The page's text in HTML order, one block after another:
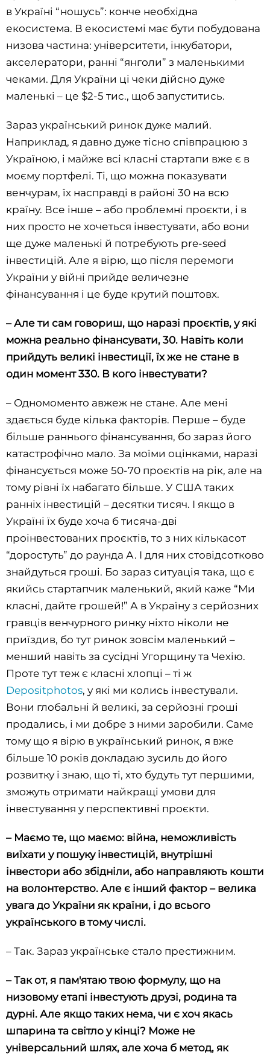
в Україні “ношусь”: конче необхідна
екосистема. В екосистемі має бути побудована
низова частина: університети, інкубатори,
акселератори, ранні “янголи” з маленькими
чеками. Для України ці чеки дійсно дуже
маленькі – це $2-5 тис., щоб запуститись.
Зараз український ринок дуже малий.
Наприклад, я давно дуже тісно співпрацюю з
Україною, і майже всі класні стартапи вже є в
моєму портфелі. Ті, що можна показувати
венчурам, їх насправді в районі 30 на всю
країну. Все інше – або проблемні проєкти, і в
них просто не хочеться інвестувати, або вони
ще дуже маленькі й потребують pre-seed
інвестицій. Але я вірю, що після перемоги
України у війні прийде величезне
фінансування і це буде крутий поштовх.
– Але ти сам говориш, що наразі проєктів, у які
можна реально фінансувати, 30. Навіть коли
прийдуть великі інвестиції, їх же не стане в
один момент 330. В кого інвестувати?
– Одномоменто авжеж не стане. Але мені
здається буде кілька факторів. Перше – буде
більше раннього фінансування, бо зараз його
катастрофічно мало. За моїми оцінками, наразі
фінансується може 50-70 проєктів на рік, але на
тому рівні їх набагато більше. У США таких
ранніх інвестицій – десятки тисяч. І якщо в
Україні їх буде хоча б тисяча-дві
проінвестованих проєктів, то з них кількасот
“доростуть” до раунда А. І для них стовідсотково
знайдуться гроші. Бо зараз ситуація така, що є
якийсь стартапчик маленький, який каже “Ми
класні, дайте грошей!” А в Україну з серйозних
гравців венчурного ринку ніхто ніколи не
приїздив, бо тут ринок зовсім маленький –
менший навіть за сусідні Угорщину та Чехію.
Проте тут теж є класні хлопці – ті ж
Depositphotos, у які ми колись інвестували.
Вони глобальні й великі, за серйозні гроші
продались, і ми добре з ними заробили. Саме
тому що я вірю в український ринок, я вже
більше 10 років докладаю зусиль до його
розвитку і знаю, що ті, хто будуть тут першими,
зможуть отримати найкращі умови для
інвестування у перспективні проєкти.
– Маємо те, що маємо: війна, неможливість
виїхати у пошуку інвестицій, внутрішні
інвестори або збідніли, або направляють кошти
на волонтерство. Але є інший фактор – велика
увага до України як країни, і до всього
українського в тому числі.
– Так. Зараз українське стало престижним.
– Так от, я пам'ятаю твою формулу, що на
низовому етапі інвестують друзі, родина та
дурні. Але якщо таких нема, чи є хоч якась
шпарина та світло у кінці? Може не
універсальний шлях, але хоча б метод, як